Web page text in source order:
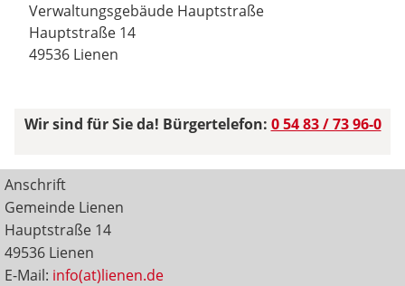
Verwaltungsgebäude Hauptstraße
Hauptstraße 14
49536 Lienen
Wir sind für Sie da! Bürgertelefon: 0 54 83 / 73 96-0
Anschrift
Gemeinde Lienen
Hauptstraße 14
49536 Lienen
E-Mail: info(at)lienen.de